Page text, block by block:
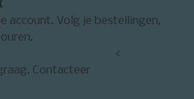
account. Volg je bestellingen,
Contacteer
<